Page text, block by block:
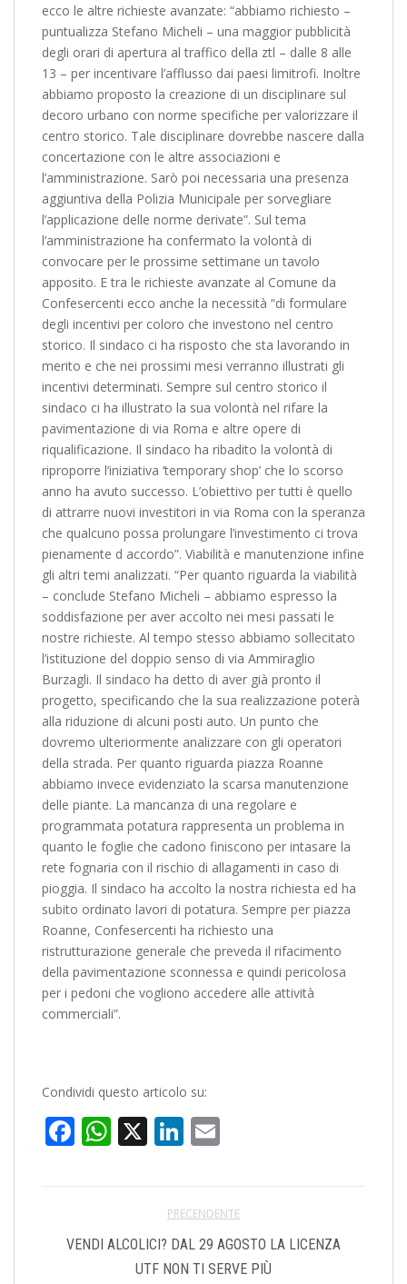
ecco le altre richieste avanzate: “abbiamo richiesto –
puntualizza Stefano Micheli – una maggior pubblicità
degli orari di apertura al traffico della ztl – dalle 8 alle
13 – per incentivare l’afflusso dai paesi limitrofi. Inoltre
abbiamo proposto la creazione di un disciplinare sul
decoro urbano con norme specifiche per valorizzare il
centro storico. Tale disciplinare dovrebbe nascere dalla
concertazione con le altre associazioni e
l’amministrazione. Sarò poi necessaria una presenza
aggiuntiva della Polizia Municipale per sorvegliare
l’applicazione delle norme derivate”. Sul tema
l’amministrazione ha confermato la volontà di
convocare per le prossime settimane un tavolo
apposito. E tra le richieste avanzate al Comune da
Confesercenti ecco anche la necessità “di formulare
degli incentivi per coloro che investono nel centro
storico. Il sindaco ci ha risposto che sta lavorando in
merito e che nei prossimi mesi verranno illustrati gli
incentivi determinati. Sempre sul centro storico il
sindaco ci ha illustrato la sua volontà nel rifare la
pavimentazione di via Roma e altre opere di
riqualificazione. Il sindaco ha ribadito la volontà di
riproporre l’iniziativa ‘temporary shop’ che lo scorso
anno ha avuto successo. L’obiettivo per tutti è quello
di attrarre nuovi investitori in via Roma con la speranza
che qualcuno possa prolungare l’investimento ci trova
pienamente d accordo”. Viabilità e manutenzione infine
gli altri temi analizzati. “Per quanto riguarda la viabilità
– conclude Stefano Micheli – abbiamo espresso la
soddisfazione per aver accolto nei mesi passati le
nostre richieste. Al tempo stesso abbiamo sollecitato
l’istituzione del doppio senso di via Ammiraglio
Burzagli. Il sindaco ha detto di aver già pronto il
progetto, specificando che la sua realizzazione poterà
alla riduzione di alcuni posti auto. Un punto che
dovremo ulteriormente analizzare con gli operatori
della strada. Per quanto riguarda piazza Roanne
abbiamo invece evidenziato la scarsa manutenzione
delle piante. La mancanza di una regolare e
programmata potatura rappresenta un problema in
quanto le foglie che cadono finiscono per intasare la
rete fognaria con il rischio di allagamenti in caso di
pioggia. Il sindaco ha accolto la nostra richiesta ed ha
subito ordinato lavori di potatura. Sempre per piazza
Roanne, Confesercenti ha richiesto una
ristrutturazione generale che preveda il rifacimento
della pavimentazione sconnessa e quindi pericolosa
per i pedoni che vogliono accedere alle attività
commerciali”.
Condividi questo articolo su:
Facebook
WhatsApp
X LinkedIn
PRECENDENTE
VENDI ALCOLICI? DAL 29 AGOSTO LA LICENZA
UTF NON TI SERVE PIÙ